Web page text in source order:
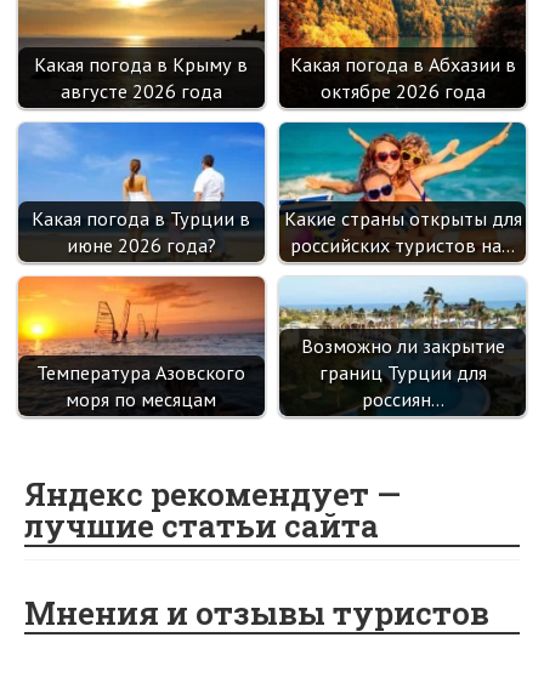
Какая погода в Крыму в
августе 2026 года
Какая погода в Абхазии в
октябре 2026 года
Какая погода в Турции в
июне 2026 года?
Какие страны открыты для
российских туристов на…
Температура Азовского
моря по месяцам
Возможно ли закрытие
границ Турции для
россиян…
Яндекс рекомендует —
лучшие статьи сайта
Мнения и отзывы туристов